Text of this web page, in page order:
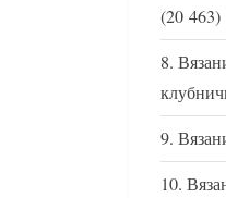
(20 463)